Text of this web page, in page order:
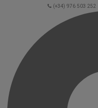
(+34) 976 503 252